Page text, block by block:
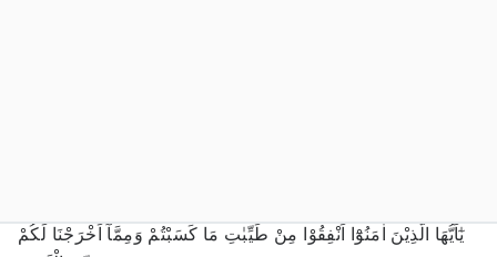
يٰٓاَيُّهَا الَّذِيْنَ اٰمَنُوْٓا اَنْفِقُوْا مِنْ طَيِّبٰتِ مَا كَسَبْتُمْ وَمِمَّآ اَخْرَجْنَا لَكُمْ